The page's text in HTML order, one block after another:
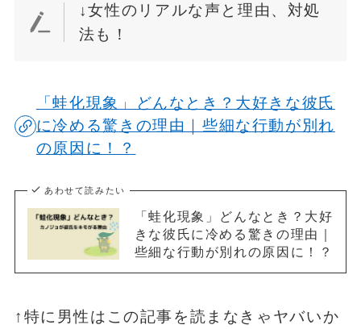
↓女性のリアルな声と理由、対処
法も！
「蛙化現象」どんなとき？大好きな彼氏
に冷める驚きの理由｜些細な行動が別れ
の原因に！？
あわせて読みたい
「蛙化現象」どんなとき？大好
きな彼氏に冷める驚きの理由｜
些細な行動が別れの原因に！？
↑特に男性はこの記事を読まなきゃヤバいか